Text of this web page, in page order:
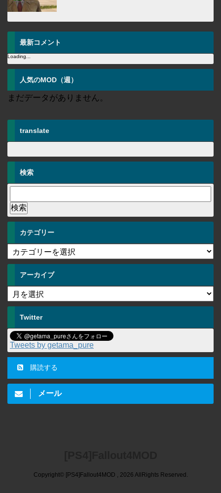
最新コメント
Loading...
人気のMOD（週）
まだデータがありません。
translate
検索
カテゴリー
アーカイブ
Twitter
Tweets by getama_pure
購読する
メール
Copyright© [PS4]Fallout4MOD , 2026 AllRights Reserved.